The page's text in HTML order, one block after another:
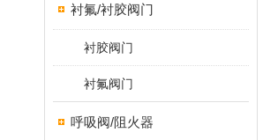
衬氟/衬胶阀门
衬胶阀门
衬氟阀门
呼吸阀/阻火器